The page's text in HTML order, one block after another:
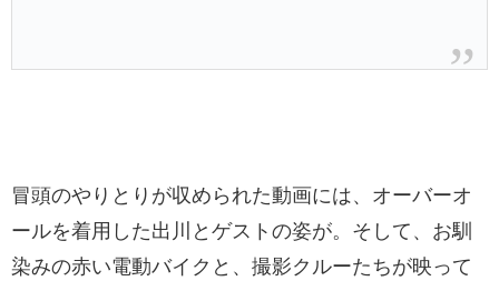
冒頭のやりとりが収められた動画には、オーバーオ
ールを着用した出川とゲストの姿が。そして、お馴
染みの赤い電動バイクと、撮影クルーたちが映って